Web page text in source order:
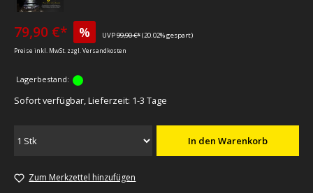
79,90 €* % UVP99,90 €*(20.02% gespart)
Preise inkl. MwSt. zzgl. Versandkosten
Lagerbestand:
Sofort verfügbar, Lieferzeit: 1-3 Tage
In den Warenkorb
Zum Merkzettel hinzufügen